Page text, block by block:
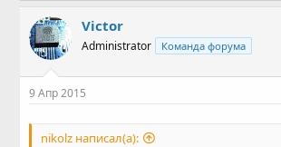
Victor
Administrator Команда форума
9 Апр 2015
nikolz написал(а):